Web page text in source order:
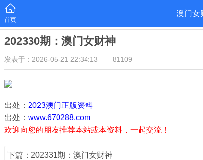
首页
澳门女
202330期：澳门女财神
发表于：2026-05-21 22:34:13 81109
出处： 2023澳门正版资料
出处： www.670288.com
欢迎向您的朋友推荐本站或本资料，一起交流！
下篇：202331期：澳门女财神